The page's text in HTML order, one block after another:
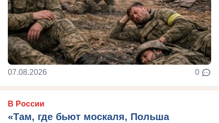
07.08.2026 0
В России
«Там, где бьют москаля, Польша